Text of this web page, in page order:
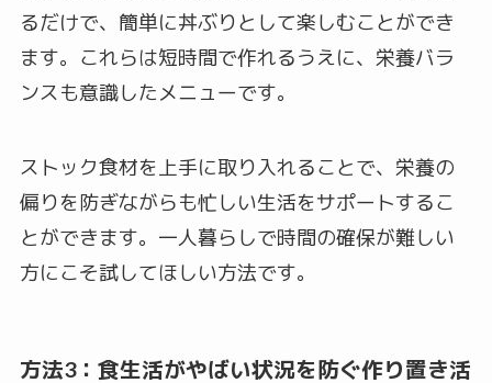
るだけで、簡単に丼ぶりとして楽しむことができ
ます。これらは短時間で作れるうえに、栄養バラ
ンスも意識したメニューです。
ストック食材を上手に取り入れることで、栄養の
偏りを防ぎながらも忙しい生活をサポートするこ
とができます。一人暮らしで時間の確保が難しい
方にこそ試してほしい方法です。
方法3：食生活がやばい状況を防ぐ作り置き活